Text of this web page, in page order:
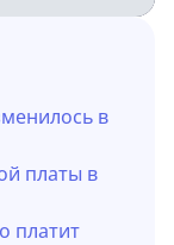
в
платы в
платит